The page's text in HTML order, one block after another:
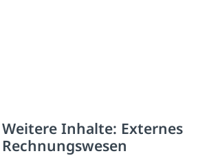
Weitere Inhalte: Externes
Rechnungswesen